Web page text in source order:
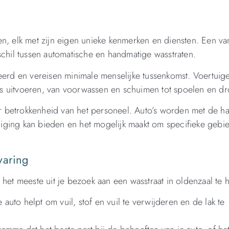
elk met zijn eigen unieke kenmerken en diensten. Een
tussen automatische en handmatige wasstraten.
en vereisen minimale menselijke tussenkomst.
van voorwassen en schuimen tot spoelen en
van het personeel. Auto’s worden met de
kan bieden en het mogelijk maakt om specifieke
meeste uit je bezoek aan een wasstraat in oldenzaal te
auto helpt om vuil, stof en vuil te verwijderen en de lak te